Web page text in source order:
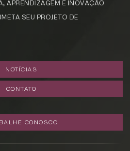
APRENDIZAGEM E INOVAÇÃO
SEU PROJETO DE
NOTÍCIAS
CONTATO
CONOSCO